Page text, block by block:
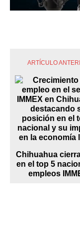
ARTÍCULO
Chihuahua
en el top 5
empleos